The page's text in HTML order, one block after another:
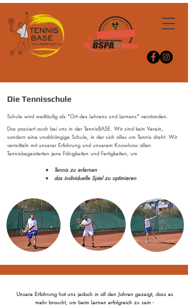
Die Tennisschule
Schule wird weitläufig als "Ort des Lehrens und Lernens" verstanden.
Das passiert auch bei uns in der TennisBASE. Wir sind kein Verein,
sondern eine unabhängige Schule, in der sich alles um Tennis dreht. Wir
vermitteln mit unserer Erfahrung und unserem Knowhow allen
Tennisbegeisterten jene Fähigkeiten und Fertigkeiten, um
Tennis zu erlernen
das individuelle Spiel zu optimieren
Unsere Erfahrung hat uns jedoch in all den Jahren gezeigt, dass es
mehr braucht, um beim Lernen erfolgreich zu sein -